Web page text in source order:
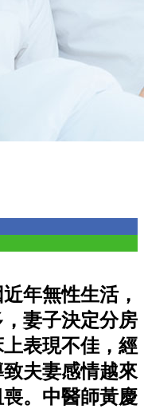
年無性生活，
妻子決定分房
表現不佳，經
夫妻感情越來
。中醫師黃慶